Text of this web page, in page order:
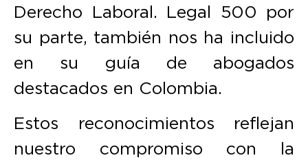
Derecho Laboral. Legal 500 por
su parte, también nos ha incluido
en su guía de abogados
destacados en Colombia.
Estos reconocimientos reflejan
nuestro compromiso con la